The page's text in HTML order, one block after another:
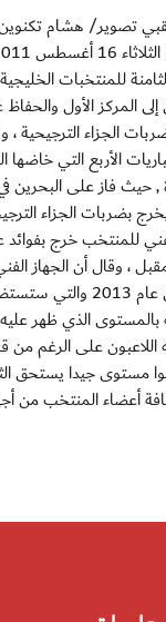
تصوير/ هشام
المركز الأول والحفاظ
الجزاء الترجيحية ،
الأربع التي
, حيث فاز على البحرين
بضربات الجزاء
للمنتخب خرج
، وقال أن الجهاز
الإمارات .
الذي ظهر عليه
على الرغم من
مستوى جيدا يستحق
أعضاء المنتخب من